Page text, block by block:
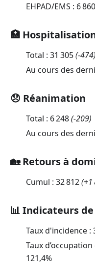
EHPAD/EMS : 6 860
🏥
Total : 31 305(-474)
Au cours des
😞 Réanimation
Total : 6 248(-209)
Au cours des
🏡 Retours à
Cumul : 32 812(+1
📊 Indicateurs
Taux d'incidence :
Taux
121,4%